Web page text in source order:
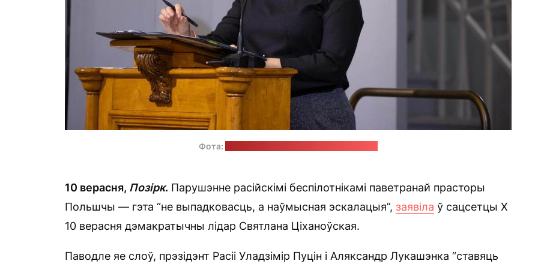
Фота:
10 верасня, Позірк. Парушэнне расійскімі беспілотнікамі паветранай прасторы
Польшчы — гэта “не выпадковасць, а наўмысная эскалацыя”, заявіла ў сацсетцы Х
10 верасня дэмакратычны лідар Святлана Ціханоўская.
Паводле яе слоў, прэзідэнт Расіі Уладзімір Пуцін і Аляксандр Лукашэнка “ставяць